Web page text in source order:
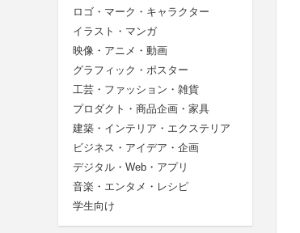
ロゴ・マーク・キャラクター
イラスト・マンガ
映像・アニメ・動画
グラフィック・ポスター
工芸・ファッション・雑貨
プロダクト・商品企画・家具
建築・インテリア・エクステリア
ビジネス・アイデア・企画
デジタル・Web・アプリ
音楽・エンタメ・レシピ
学生向け